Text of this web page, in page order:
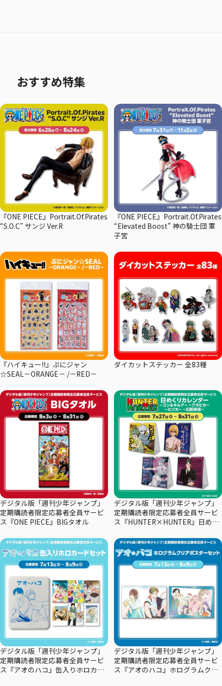
おすすめ特集
『ONE PIECE』Portrait.Of.Pirates
“S.O.C” サンジ Ver.R
『ONE PIECE』Portrait.Of.Pirates
“Elevated Boost” 神の騎士団 軍
子宮
『ハイキュー!!』ぷにジャン
☆SEAL－ORANGE－ /－RED－
ダイカットステッカー 全83種
デジタル版「週刊少年ジャンプ」
定期購読者限定応募者全員サービ
ス『ONE PIECE』BIGタオル
デジタル版「週刊少年ジャンプ」
定期購読者限定応募者全員サービ
ス『HUNTER×HUNTER』日めく
デジタル版「週刊少年ジャンプ」
定期購読者限定応募者全員サービ
ス『アオのハコ』缶入りホロカー
デジタル版「週刊少年ジャンプ」
定期購読者限定応募者全員サービ
ス『アオのハコ』ホログラムクリ